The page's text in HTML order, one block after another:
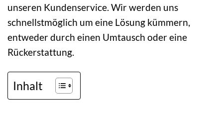
unseren Kundenservice. Wir werden uns
schnellstmöglich um eine Lösung kümmern,
entweder durch einen Umtausch oder eine
Rückerstattung.
Inhalt